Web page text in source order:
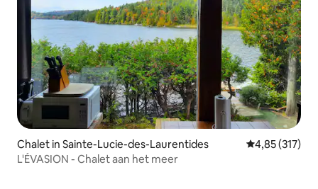
Chalet in Sainte-Lucie-des-Laurentides Gemiddelde
4,85 (317)
L'ÉVASION - Chalet aan het meer